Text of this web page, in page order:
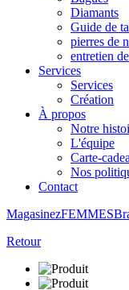
Diamants
Guide de
pierres de
entretien
Services
Services
Création
À propos
Notre
L'équipe
Carte-
Nos
Contact
MagasinezFEMMES
Retour